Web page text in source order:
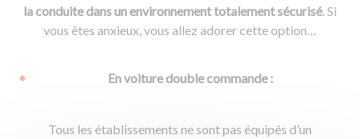
la conduite dans un environnement totalement sécurisé. Si
vous êtes anxieux, vous allez adorer cette option…
En voiture double commande :
Tous les établissements ne sont pas équipés d’un